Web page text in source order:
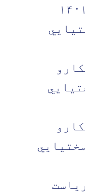
۳: د کندهار ښاروالۍ د ۱۴۰۱